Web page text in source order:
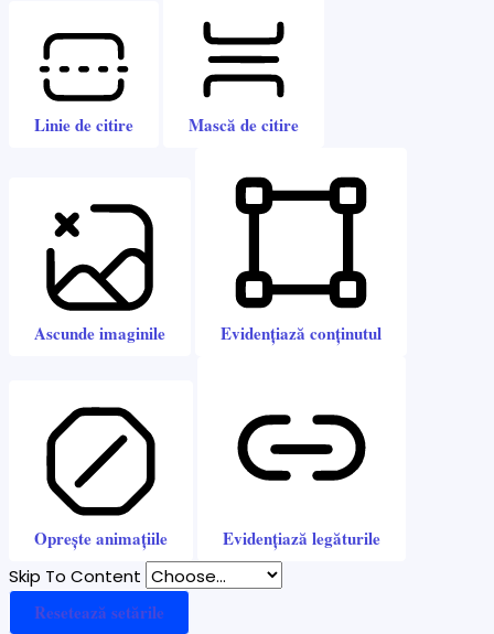
Linie de citire Mască de citire
Ascunde imaginile Evidențiază conținutul
Oprește animațiile Evidențiază legăturile
Skip To Content
Resetează setările